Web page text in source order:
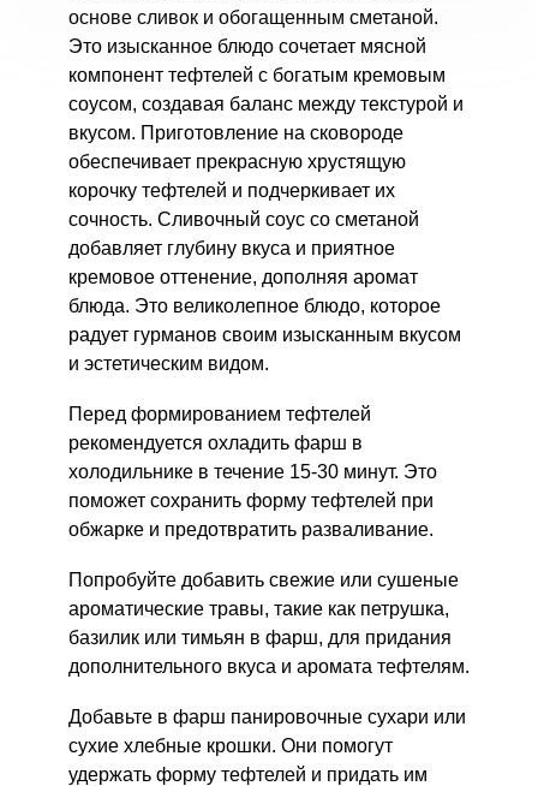
основе сливок и обогащенным сметаной.
Это изысканное блюдо сочетает мясной
компонент тефтелей с богатым кремовым
соусом, создавая баланс между текстурой и
вкусом. Приготовление на сковороде
обеспечивает прекрасную хрустящую
корочку тефтелей и подчеркивает их
сочность. Сливочный соус со сметаной
добавляет глубину вкуса и приятное
кремовое оттенение, дополняя аромат
блюда. Это великолепное блюдо, которое
радует гурманов своим изысканным вкусом
и эстетическим видом.
Перед формированием тефтелей
рекомендуется охладить фарш в
холодильнике в течение 15-30 минут. Это
поможет сохранить форму тефтелей при
обжарке и предотвратить разваливание.
Попробуйте добавить свежие или сушеные
ароматические травы, такие как петрушка,
базилик или тимьян в фарш, для придания
дополнительного вкуса и аромата тефтелям.
Добавьте в фарш панировочные сухари или
сухие хлебные крошки. Они помогут
удержать форму тефтелей и придать им